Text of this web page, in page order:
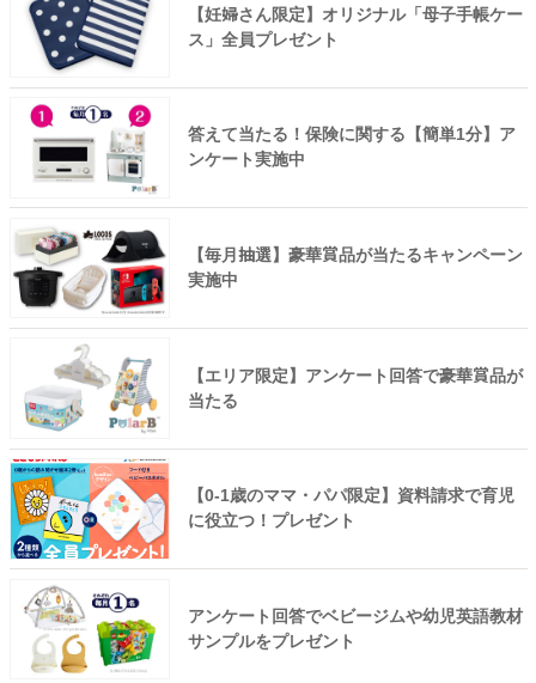
【妊婦さん限定】オリジナル「母子手帳ケー
ス」全員プレゼント
答えて当たる！保険に関する【簡単1分】ア
ンケート実施中
【毎月抽選】豪華賞品が当たるキャンペーン
実施中
【エリア限定】アンケート回答で豪華賞品が
当たる
【0-1歳のママ・パパ限定】資料請求で育児
に役立つ！プレゼント
アンケート回答でベビージムや幼児英語教材
サンプルをプレゼント